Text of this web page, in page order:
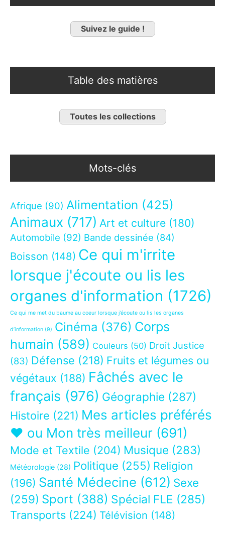
Suivez le guide !
Table des matières
Toutes les collections
Mots-clés
Afrique (90) Alimentation (425)
Animaux (717) Art et culture (180)
Automobile (92) Bande dessinée (84)
Boisson (148) Ce qui m'irrite
lorsque j'écoute ou lis les
organes d'information (1726)
Ce qui me met du baume au coeur lorsque j’écoute ou lis les organes
d’information (9) Cinéma (376) Corps
humain (589) Couleurs (50) Droit Justice
(83) Défense (218) Fruits et légumes ou
végétaux (188) Fâchés avec le
français (976) Géographie (287)
Histoire (221) Mes articles préférés
❤ ou Mon très meilleur (691)
Mode et Textile (204) Musique (283)
Météorologie (28) Politique (255) Religion
(196) Santé Médecine (612) Sexe
(259) Sport (388) Spécial FLE (285)
Transports (224) Télévision (148)